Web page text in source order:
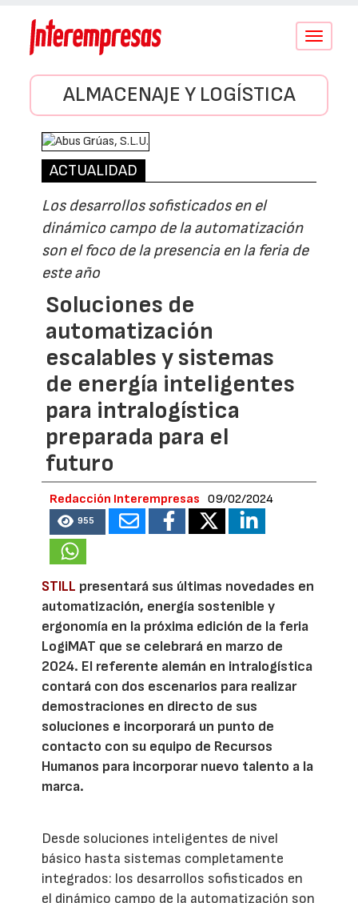
Conmutar
ALMACENAJE Y LOGÍSTICA
ACTUALIDAD
Los desarrollos sofisticados en el
dinámico campo de la automatización
son el foco de la presencia en la feria de
este año
Soluciones de
automatización
escalables y sistemas
de energía inteligentes
para intralogística
preparada para el
futuro
Redacción Interempresas 09/02/2024
955
STILL presentará sus últimas novedades en
automatización, energía sostenible y
ergonomía en la próxima edición de la feria
LogiMAT que se celebrará en marzo de
2024. El referente alemán en intralogística
contará con dos escenarios para realizar
demostraciones en directo de sus
soluciones e incorporará un punto de
contacto con su equipo de Recursos
Humanos para incorporar nuevo talento a la
marca.
Desde soluciones inteligentes de nivel
básico hasta sistemas completamente
integrados: los desarrollos sofisticados en
el dinámico campo de la automatización son